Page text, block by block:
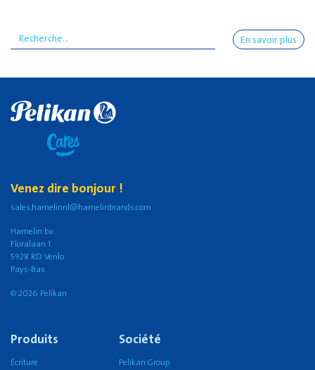
En savoir plus
Venez dire bonjour !
sales.hamelinnl@hamelinbrands.com
Hamelin b.v.
Floralaan 1
5928 RD Venlo
Pays-Bas
© 2026 Pelikan
Produits
Écriture
Société
Pelikan Group